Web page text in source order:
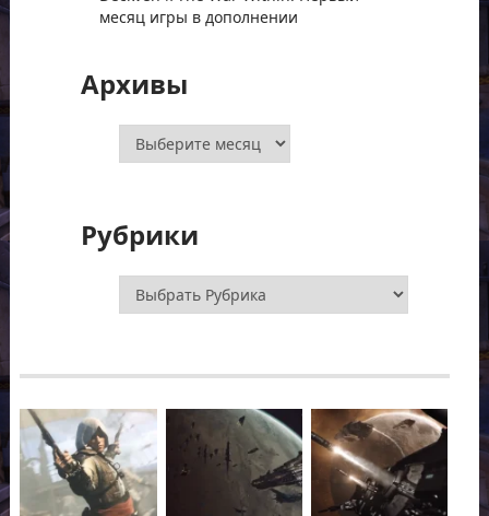
месяц игры в дополнении
Архивы
Архивы
Рубрики
Рубрики